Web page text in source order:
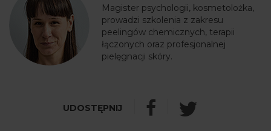
Magister psychologii, kosmetolożka,
prowadzi szkolenia z zakresu
peelingów chemicznych, terapii
łączonych oraz profesjonalnej
pielęgnacji skóry.